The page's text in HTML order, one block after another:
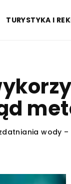
TURYSTYKA I
wody